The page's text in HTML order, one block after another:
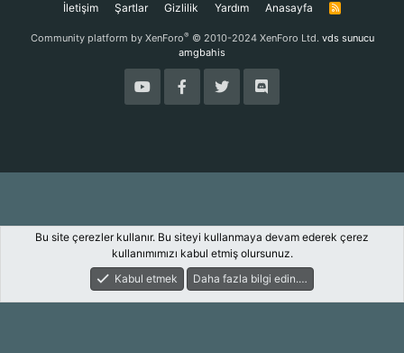
İletişim Şartlar Gizlilik Yardım Anasayfa
R
Community platform by XenForo® © 2010-2024 XenForo Ltd. vds sunucu
amgbahis
Keşfet Giriş Yap Kayıt Ol
Bu site çerezler kullanır. Bu siteyi kullanmaya devam ederek çerez
kullanımımızı kabul etmiş olursunuz.
Kabul etmek
Daha fazla bilgi edin.…